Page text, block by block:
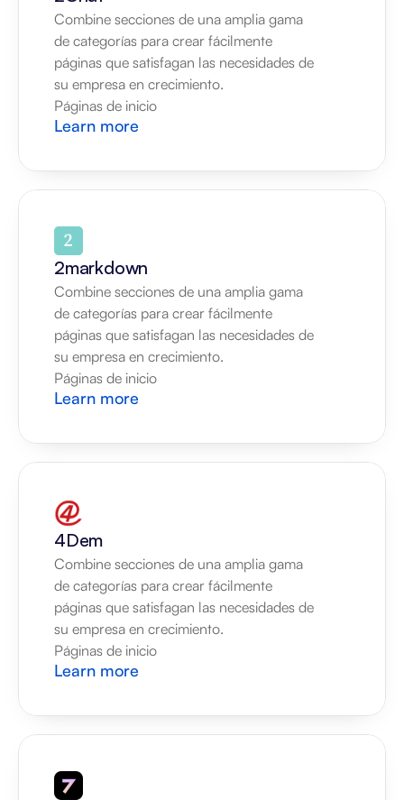
Combine secciones de una amplia gama
de categorías para crear fácilmente
páginas que satisfagan las necesidades de
su empresa en crecimiento.
Páginas de inicio
Learn more
2markdown
Combine secciones de una amplia gama
de categorías para crear fácilmente
páginas que satisfagan las necesidades de
su empresa en crecimiento.
Páginas de inicio
Learn more
4Dem
Combine secciones de una amplia gama
de categorías para crear fácilmente
páginas que satisfagan las necesidades de
su empresa en crecimiento.
Páginas de inicio
Learn more